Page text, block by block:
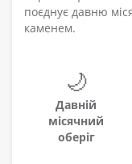
поєднує давню
каменем.
🌙
Давній
місячний
оберіг